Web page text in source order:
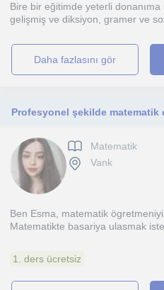
Bire bir eğitimde yeterli
gelişmiş ve diksiyon, gramer ve
daha fazlasını gör
Profesyonel şekilde matematik
Matematik
Vank
Ben Esma, matematik
Matematikte basariya ulasmak
1. ders ücretsiz